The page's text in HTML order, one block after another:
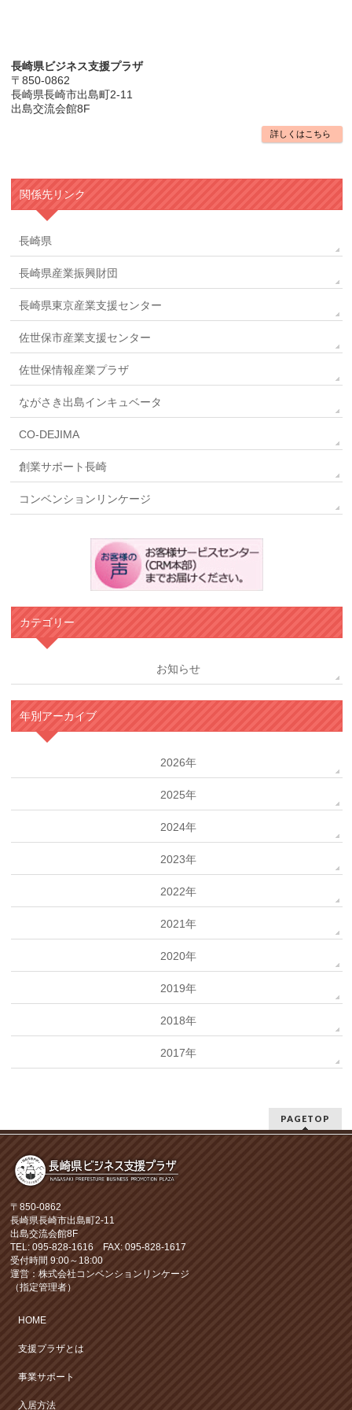
長崎県ビジネス支援プラザ
〒850-0862
長崎県長崎市出島町2-11
出島交流会館8F
詳しくはこちら
関係先リンク
長崎県
長崎県産業振興財団
長崎県東京産業支援センター
佐世保市産業支援センター
佐世保情報産業プラザ
ながさき出島インキュベータ
CO-DEJIMA
創業サポート長崎
コンベンションリンケージ
カテゴリー
お知らせ
年別アーカイブ
2026年
2025年
2024年
2023年
2022年
2021年
2020年
2019年
2018年
2017年
PAGETOP
〒850-0862
長崎県長崎市出島町2-11
出島交流会館8F
TEL: 095-828-1616 FAX: 095-828-1617
受付時間 9:00～18:00
運営：株式会社コンベンションリンケージ
（指定管理者）
HOME
支援プラザとは
事業サポート
入居方法